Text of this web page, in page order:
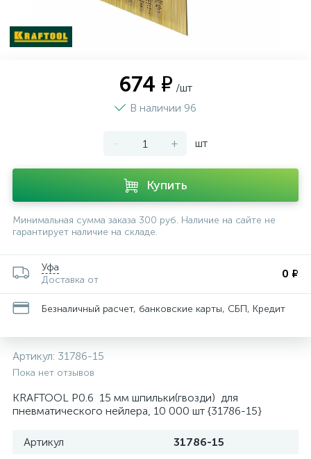
674 ₽ /шт
В наличии 96
- + шт
Купить
Минимальная сумма заказа 300 руб. Наличие на сайте не
гарантирует наличие на складе.
Уфа
Доставка от
0 ₽
Безналичный расчет, банковские карты, СБП, Кредит
Артикул: 31786-15
Пока нет отзывов
KRAFTOOL P0.6 15 мм шпильки(гвозди) для
пневматического нейлера, 10 000 шт {31786-15}
Артикул
31786-15